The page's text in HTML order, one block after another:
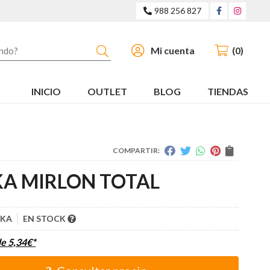
988 256 827
Buscar Mi cuenta 0
INICIO OUTLET BLOG TIENDAS
COMPARTIR:
MIRLON TOTAL
EN STOCK
5,34€*